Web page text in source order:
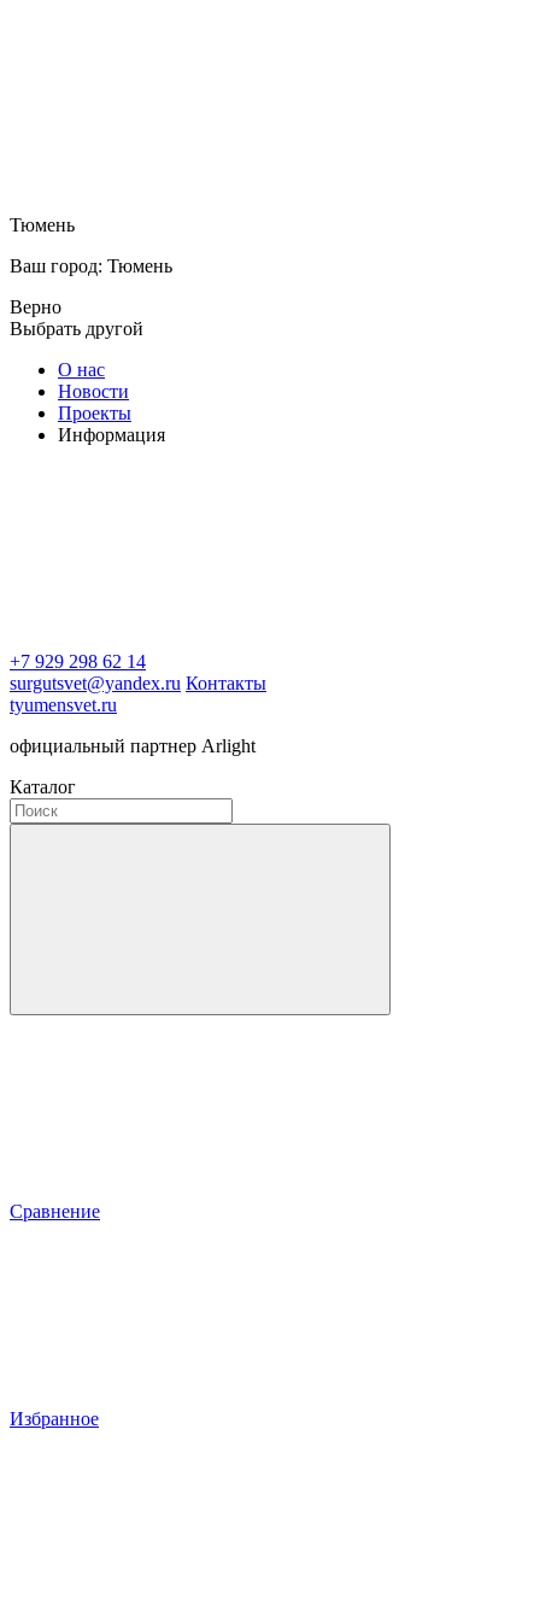
Тюмень
Ваш город: Тюмень
Верно
Выбрать другой
О нас
Новости
Проекты
Информация
+7 929 298 62 14
surgutsvet@yandex.ru Контакты
tyumensvet.ru
официальный партнер Arlight
Каталог
Сравнение
Избранное